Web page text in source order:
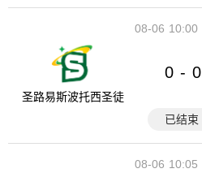
10:00
08-06
圣路易斯波托西圣徒
0 - 0
已结束
10:05
08-06